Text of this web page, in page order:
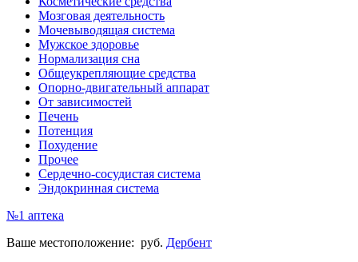
Мозговая деятельность
Мочевыводящая система
Мужское здоровье
Нормализация сна
Общеукрепляющие средства
Опорно-двигательный аппарат
От зависимостей
Печень
Потенция
Похудение
Прочее
Сердечно-сосудистая система
Эндокринная система
№1 аптека
Ваше местоположение: руб. Дербент